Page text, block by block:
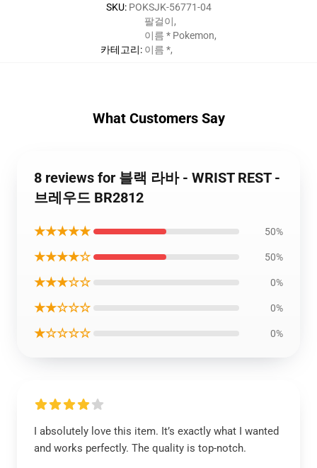
SKU: POKSJK-56771-04
카테고리:
팔걸이,
이름 * Pokemon,
이름 *,
What Customers Say
8 reviews for 블랙 라바 - WRIST REST -
브레우드 BR2812
★★★★★ 50%
★★★★☆ 50%
★★★☆☆ 0%
★★☆☆☆ 0%
★☆☆☆☆ 0%
I absolutely love this item. It’s exactly what I wanted
and works perfectly. The quality is top-notch.